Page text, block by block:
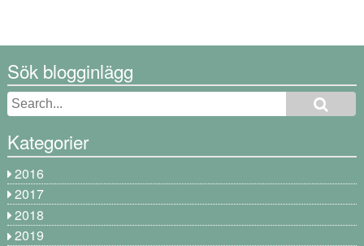
Sök blogginlägg
Kategorier
2016
2017
2018
2019